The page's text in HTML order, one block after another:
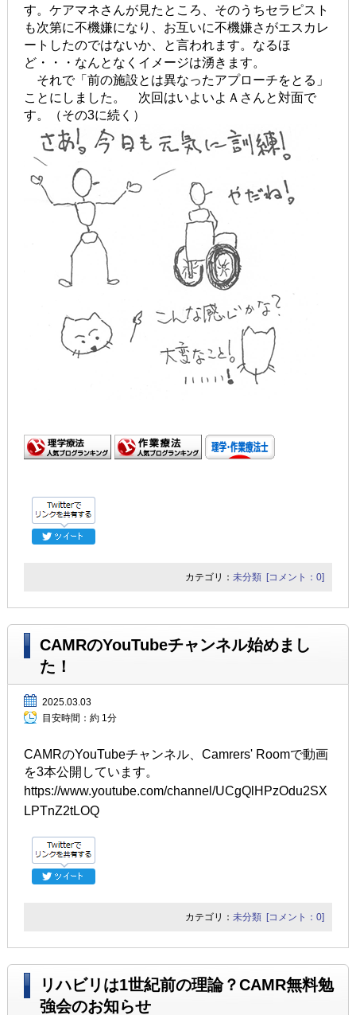
す。ケアマネさんが見たところ、そのうちセラピスト
も次第に不機嫌になり、お互いに不機嫌さがエスカレ
ートしたのではないか、と言われます。なるほ
ど・・・なんとなくイメージは湧きます。
それで「前の施設とは異なったアプローチをとる」
ことにしました。 次回はいよいよＡさんと対面で
す。（その3に続く）
カテゴリ：未分類 [コメント：0]
CAMRのYouTubeチャンネル始めまし
た！
2025.03.03
目安時間： 約 1分
CAMRのYouTubeチャンネル、Camrers' Roomで動画
を3本公開しています。
https://www.youtube.com/channel/UCgQlHPzOdu2SX
LPTnZ2tLOQ
カテゴリ：未分類 [コメント：0]
リハビリは1世紀前の理論？CAMR無料勉
強会のお知らせ